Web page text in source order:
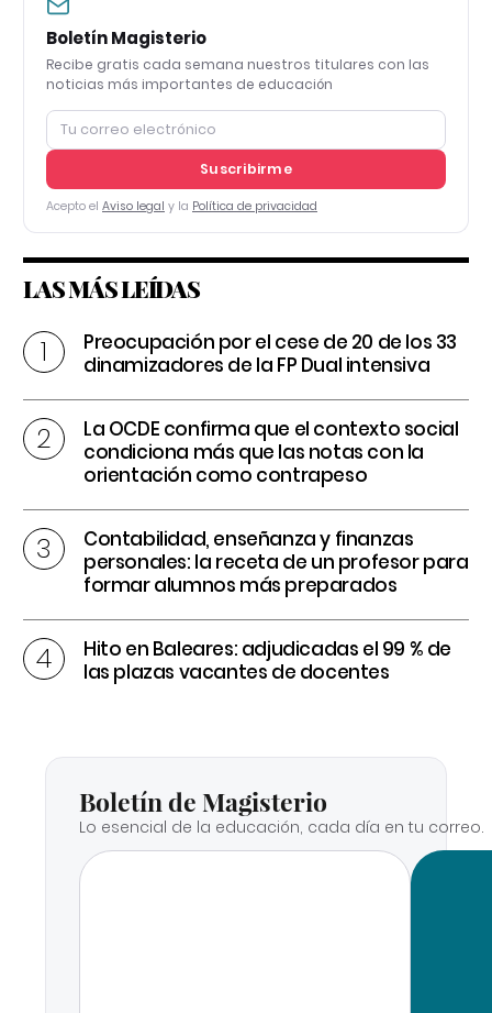
Boletín Magisterio
Recibe gratis cada semana nuestros titulares con las
noticias más importantes de educación
Suscribirme
Acepto el Aviso legal y la Política de privacidad
LAS MÁS LEÍDAS
Preocupación por el cese de 20 de los 33
dinamizadores de la FP Dual intensiva
La OCDE confirma que el contexto social
condiciona más que las notas con la
orientación como contrapeso
Contabilidad, enseñanza y finanzas
personales: la receta de un profesor para
formar alumnos más preparados
Hito en Baleares: adjudicadas el 99 % de
las plazas vacantes de docentes
Boletín de Magisterio
Lo esencial de la educación, cada día en tu correo.